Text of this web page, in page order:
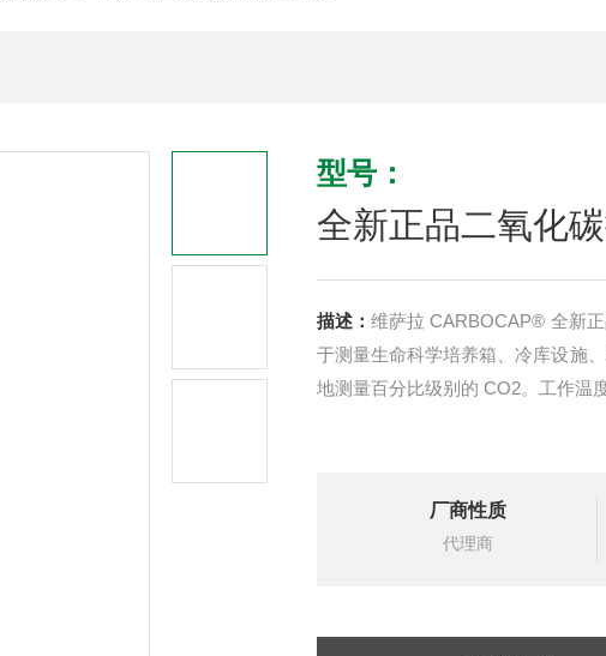
型号：
全新正品二氧化
描述： 维萨拉 CARBOCAP® 全新
于测量生命科学培养箱、冷库设施
地测量百分比级别的 CO2。工作温
厂商性质
代理商